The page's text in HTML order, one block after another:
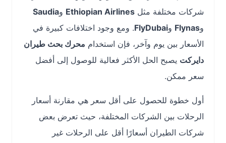
شركات مختلفة مثلEthiopian AirlinesوSaudia
FlynasوFlyDubai. ومع وجود اختلافات كبيرة في
الأسعار بين يوم وآخر، فإن استخداممحرك بحث طيران
دايركتيصبح الحل الأكثر فعالية للوصول إلى أفضل
سعر ممكن.
أول خطوة للحصول على أقل سعر هي مقارنة أسعار
الرحلات بين الشركات المختلفة، حيث تعرض بعض
شركات الطيران أسعارًا أقل على الرحلات غير